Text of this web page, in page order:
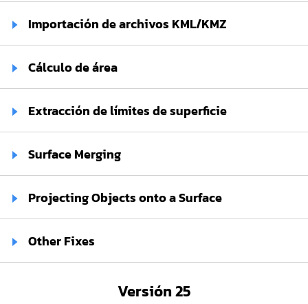
Importación de archivos KML/KMZ
Cálculo de área
Extracción de límites de superficie
Surface Merging
Projecting Objects onto a Surface
Other Fixes
Versión 25